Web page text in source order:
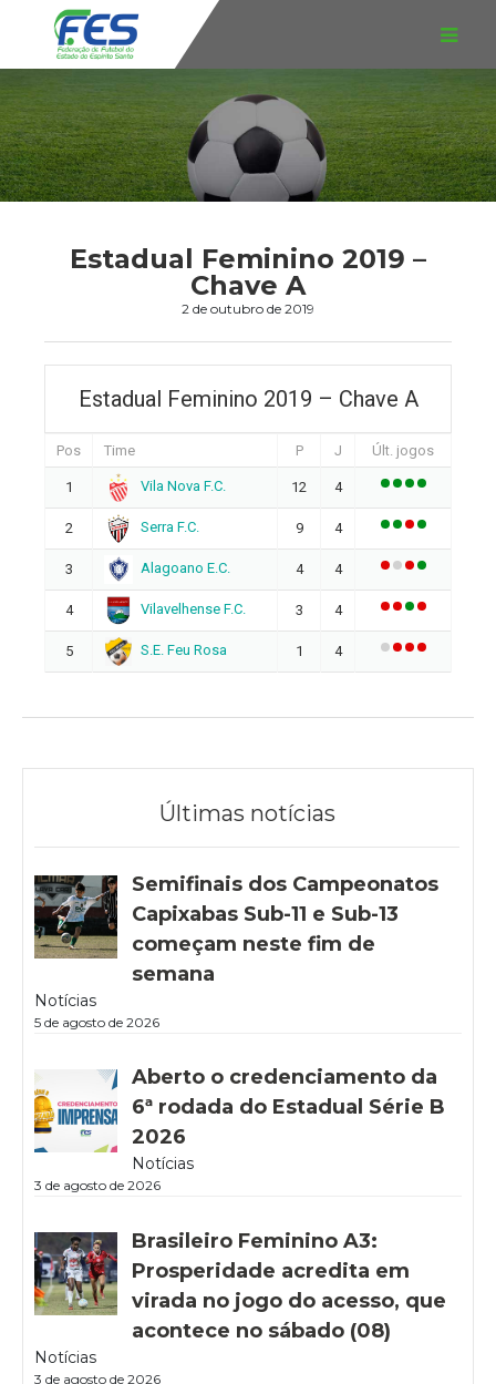
Estadual Feminino 2019 –
Chave A
2 de outubro de 2019
Estadual Feminino 2019 – Chave A
Pos Time P J Últ. jogos
1 Vila Nova F.C. 12 4
2 Serra F.C. 9 4
3 Alagoano E.C. 4 4
4 Vilavelhense F.C. 3 4
5 S.E. Feu Rosa 1 4
Últimas notícias
Semifinais dos Campeonatos
Capixabas Sub-11 e Sub-13
começam neste fim de
semana
Notícias
5 de agosto de 2026
Aberto o credenciamento da
6ª rodada do Estadual Série B
2026
Notícias
3 de agosto de 2026
Brasileiro Feminino A3:
Prosperidade acredita em
virada no jogo do acesso, que
acontece no sábado (08)
Notícias
3 de agosto de 2026